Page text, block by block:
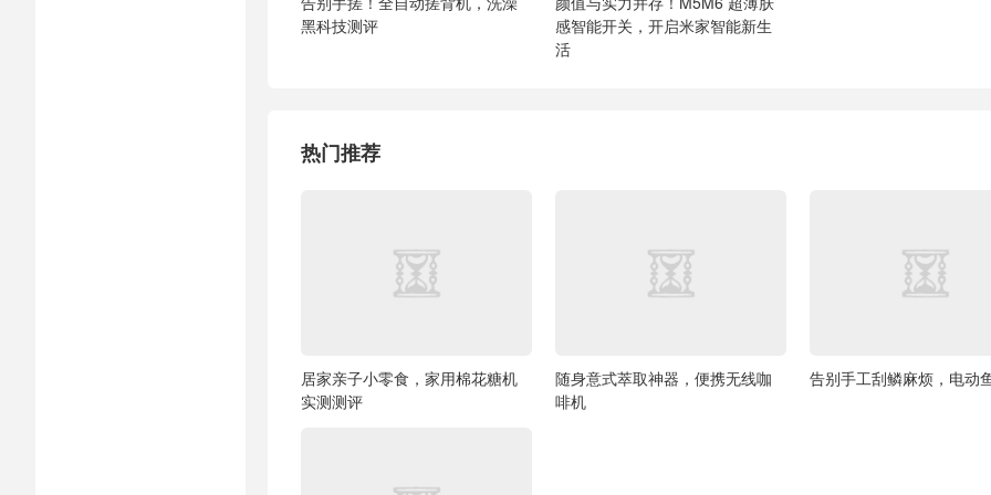
黑科技测评
感智能开关，开启米家智能新生
活
热门推荐
居家亲子小零食，家用棉花糖机
实测测评
随身意式萃取神器，便携无线咖
啡机
告别手工刮鳞麻烦，电动